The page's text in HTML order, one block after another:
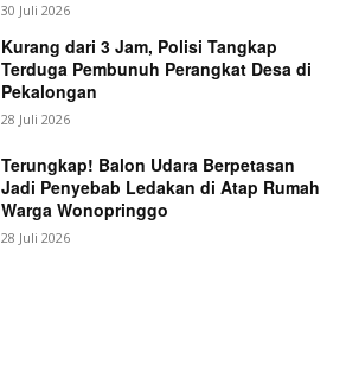
30 Juli 2026
Kurang dari 3 Jam, Polisi Tangkap
Terduga Pembunuh Perangkat Desa di
Pekalongan
28 Juli 2026
Terungkap! Balon Udara Berpetasan
Jadi Penyebab Ledakan di Atap Rumah
Warga Wonopringgo
28 Juli 2026